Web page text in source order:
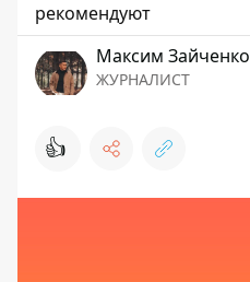
рекомендуют
Максим Зайченко
ЖУРНАЛИСТ
👍